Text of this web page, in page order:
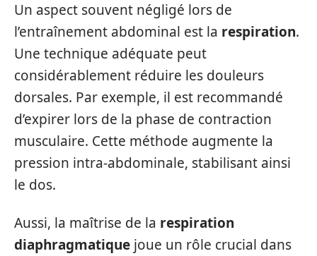
Un aspect souvent négligé lors de
l’entraînement abdominal est la respiration.
Une technique adéquate peut
considérablement réduire les douleurs
dorsales. Par exemple, il est recommandé
d’expirer lors de la phase de contraction
musculaire. Cette méthode augmente la
pression intra-abdominale, stabilisant ainsi
le dos.
Aussi, la maîtrise de la respiration
diaphragmatique joue un rôle crucial dans